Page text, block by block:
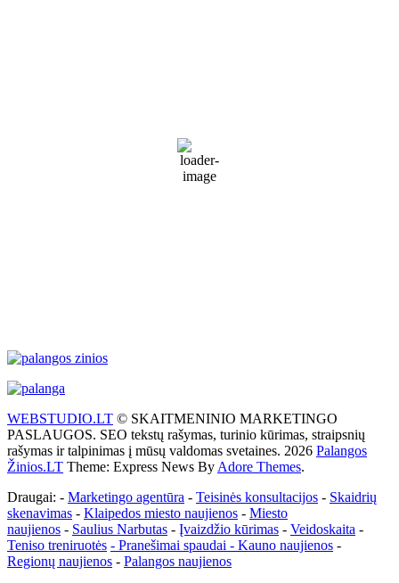
68 %
WEBSTUDIO.LT © SKAITMENINIO MARKETINGO
PASLAUGOS. SEO tekstų rašymas, turinio kūrimas, straipsnių
rašymas ir talpinimas į mūsų valdomas svetaines. 2026 Palangos
Žinios.LT Theme: Express News By Adore Themes.
Draugai: - Marketingo agentūra - Teisinės konsultacijos - Skaidrių
skenavimas - Klaipedos miesto naujienos - Miesto
naujienos - Saulius Narbutas - Įvaizdžio kūrimas - Veidoskaita -
Teniso treniruotės - Pranešimai spaudai - Kauno naujienos -
Regionų naujienos - Palangos naujienos